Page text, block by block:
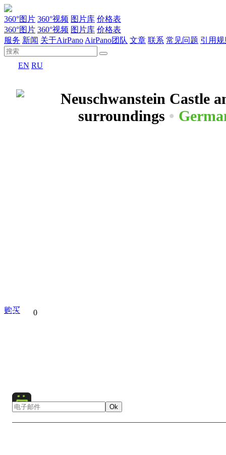
360°图片 360°视频 图片库 价格表
360°图片 360°视频 图片库 价格表
服务 新闻 关于AirPano AirPano团队 文章 联系 常见问题 引用
EN RU
Neuschwanstein Castle
surroundings •
分享到 0
购买
Ok